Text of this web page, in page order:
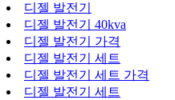
디젤 발전기
디젤 발전기 40kva
디젤 발전기 가격
디젤 발전기 세트
디젤 발전기 세트 가격
디젤 발전기 세트